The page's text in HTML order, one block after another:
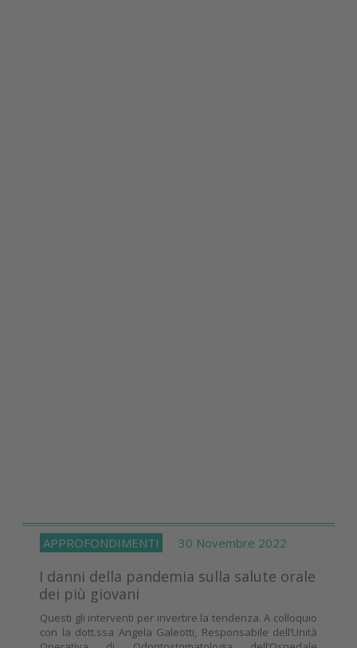
APPROFONDIMENTI 30 Novembre 2022
I danni della pandemia sulla salute orale
dei più giovani
Questi gli interventi per invertire la tendenza. A colloquio
con la dott.ssa Angela Galeotti, Responsabile dell’Unità